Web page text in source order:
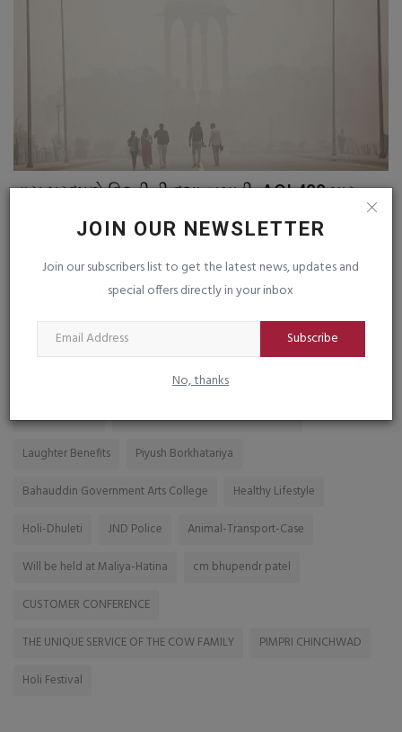
JOIN OUR NEWSLETTER
Join our subscribers list to get the latest news, updates and
special offers directly in your inbox
Subscribe
No, thanks
વાયુ પ્રદૂષણે દિલ્હીની દશા બગાડી, AQI 400 પાર,
દિલ્હીમાં હાલમાં GRAP-3 પ્રતિબંધો લાગુ છે
Gor Somanath
FREE SERVICE FOR ANIMAL - BIRDS
Laughter Benefits
Piyush Borkhatariya
Bahauddin Government Arts College
Healthy Lifestyle
Holi-Dhuleti
JND Police
Animal-Transport-Case
Will be held at Maliya-Hatina
cm bhupendr patel
CUSTOMER CONFERENCE
THE UNIQUE SERVICE OF THE COW FAMILY
PIMPRI CHINCHWAD
Holi Festival